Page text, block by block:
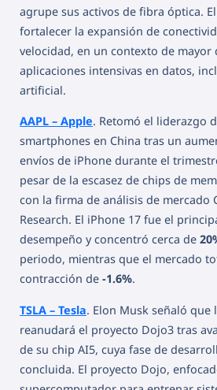
agrupe sus activos de fibra óptica.
fortalecer la expansión de
velocidad, en un contexto de mayor
aplicaciones intensivas en datos,
artificial.
AAPL – Apple. Retomó el liderazgo
smartphones en China tras un
envíos de iPhone durante el
pesar de la escasez de chips de
con la firma de análisis de mercado
Research. El iPhone 17 fue el
desempeño y concentró cerca de
periodo, mientras que el mercado
contracción de -1.6%.
TSLA – Tesla. Elon Musk señaló que
reanudará el proyecto Dojo3 tras
de su chip AI5, cuya fase de
concluida. El proyecto Dojo,